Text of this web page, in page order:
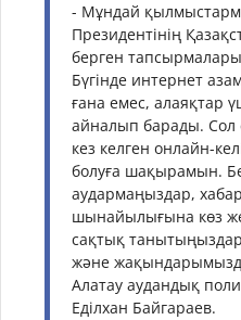
- Мұндай
Президентінің
берген
Бүгінде интернет
ғана емес, алаяқтар
айналып барады. Сол
кез келген онлайн-
болуға шақырамын.
аудармаңыздар,
шынайылығына көз
сақтық
және
Алатау аудандық
Еділхан Байгараев.